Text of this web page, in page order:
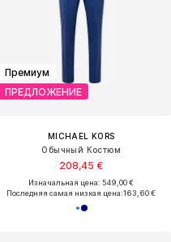
Премиум
ПРЕДЛОЖЕНИЕ
MICHAEL KORS
Обычный Костюм
208,45 €
Изначальная цена: 549,00 €
Последняя самая низкая цена:163,60 €